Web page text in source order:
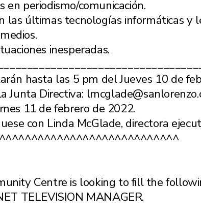
en periodismo/comunicación.
las últimas tecnologías informáticas y
inesperadas.
hasta las 5 pm del Jueves 10 de
Junta Directiva:
11 de febrero de 2022.
con Linda McGlade, directora
Centre is looking to fill the
TELEVISION MANAGER.